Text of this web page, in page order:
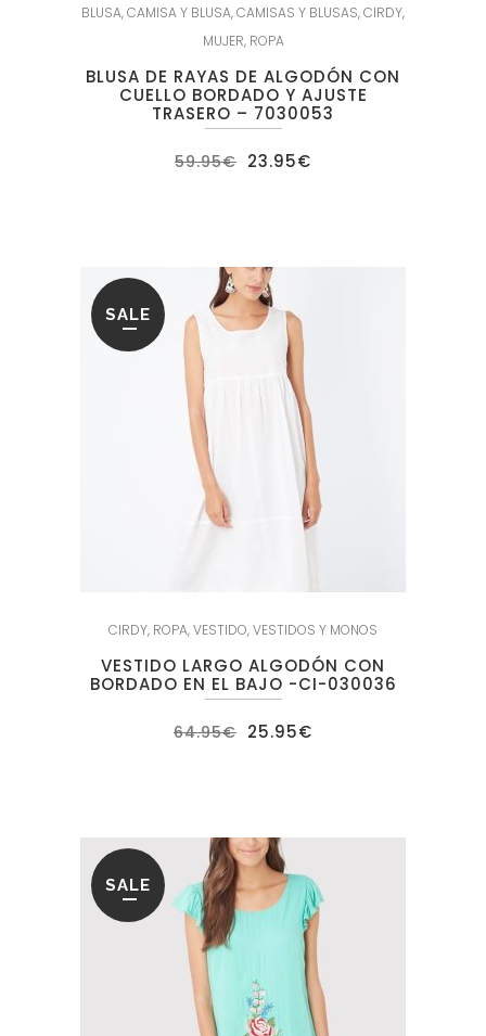
BLUSA,CAMISA Y BLUSA,CAMISAS Y BLUSAS,CIRDY,
MUJER, ROPA
BLUSA DE RAYAS DE ALGODÓN CON
CUELLO BORDADO Y AJUSTE
TRASERO – 7030053
59.95€ El
precio
23.95€
SALE
CIRDY, ROPA,VESTIDO,VESTIDOS Y MONOS
VESTIDO LARGO ALGODÓN CON
BORDADO EN EL BAJO -CI-030036
64.95€ El
precio
25.95€
SALE